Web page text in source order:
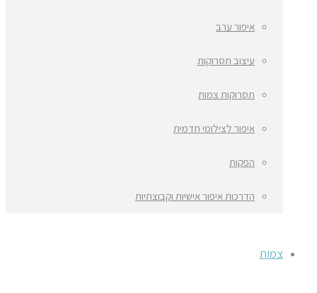
איפור ערב
עיצוב תסרוקות
תסרוקות צמות
איפור לצילומי תדמית
הפקות
הדרכות איפור אישיות וקבוצתיות
צמות